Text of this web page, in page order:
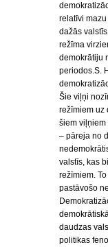
relatīvi
dažās
režīma
demokrātiju
periodos.S.
Šie viļņi
režīmiem uz
šiem
– pāreja no
valstīs, kas
režīmiem.
pastāvošo
daudzas
politikas